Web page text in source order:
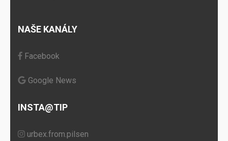
NAŠE KANÁLY
Facebook
Google News
INSTA@TIP
urbex.from.pilsen